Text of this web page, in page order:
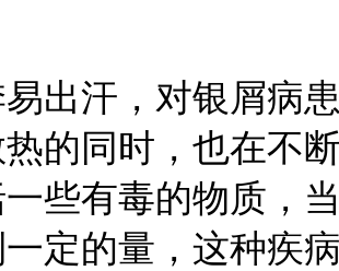
汗，对银屑病患
的同时，也在不
些有毒的物质，
定的量，这种疾